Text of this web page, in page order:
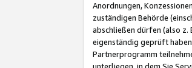
Anordnungen,
zuständigen Behörde
abschließen dürfen (also z.
eigenständig geprüft haben
Partnerprogramm